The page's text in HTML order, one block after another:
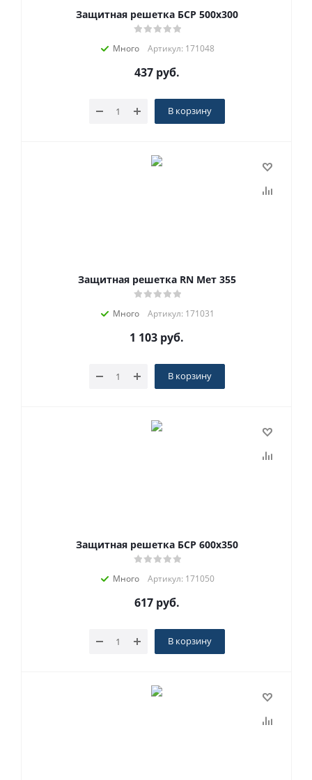
Защитная решетка БСР 500x300
Много Артикул: 171048
437руб.
В корзину
Защитная решетка RN Мет 355
Много Артикул: 171031
1 103 руб.
В корзину
Защитная решетка БСР 600x350
Много Артикул: 171050
617руб.
В корзину